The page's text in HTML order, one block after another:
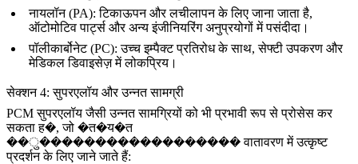
नायलॉन (PA): टिकाऊपन और लचीलापन के लिए जाना जाता है,
ऑटोमोटिव पार्ट्स और अन्य इंजीनियरिंग अनुप्रयोगों में पसंदीदा।
पॉलीकार्बोनेट (PC): उच्च इम्पैक्ट प्रतिरोध के साथ, सेफ्टी उपकरण और
मेडिकल डिवाइसेज़ में लोकप्रिय।
सेक्शन 4: सुपरएलॉय और उन्नत सामग्री
PCM सुपरएलॉय जैसी उन्नत सामग्रियों को भी प्रभावी रूप से प्रोसेस कर
सकता ह�, जो �त�य�त
��ु������������������ वातावरण में उत्कृष्ट
प्रदर्शन के लिए जाने जाते हैं: